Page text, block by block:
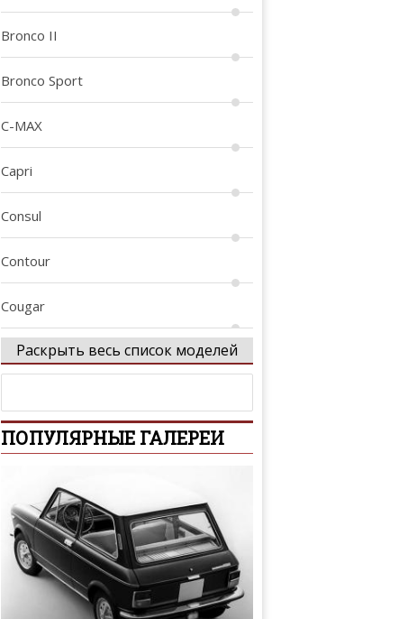
Bronco II
Bronco Sport
C-MAX
Capri
Consul
Contour
Cougar
Crown Victoria
E-Series
Econoline
EcoSport
Edge
Раскрыть весь список моделей
ПОПУЛЯРНЫЕ ГАЛЕРЕИ